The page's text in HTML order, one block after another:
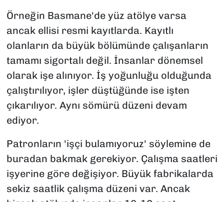
Örneğin Basmane'de yüz atölye varsa
ancak ellisi resmi kayıtlarda. Kayıtlı
olanların da büyük bölümünde çalışanların
tamamı sigortalı değil. İnsanlar dönemsel
olarak işe alınıyor. İş yoğunluğu olduğunda
çalıştırılıyor, işler düştüğünde ise işten
çıkarılıyor. Aynı sömürü düzeni devam
ediyor.
Patronların 'işçi bulamıyoruz' söylemine de
buradan bakmak gerekiyor. Çalışma saatleri
işyerine göre değişiyor. Büyük fabrikalarda
sekiz saatlik çalışma düzeni var. Ancak